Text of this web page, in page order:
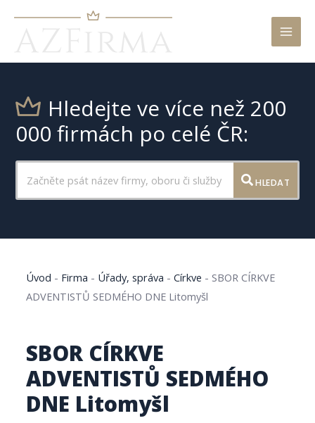
Hledejte ve více než 200
000 firmách po celé ČR:
HLEDAT
Úvod - Firma - Úřady, správa -Církve - SBOR CÍRKVE
ADVENTISTŮ SEDMÉHO DNE Litomyšl
SBOR CÍRKVE
ADVENTISTŮ SEDMÉHO
DNE Litomyšl